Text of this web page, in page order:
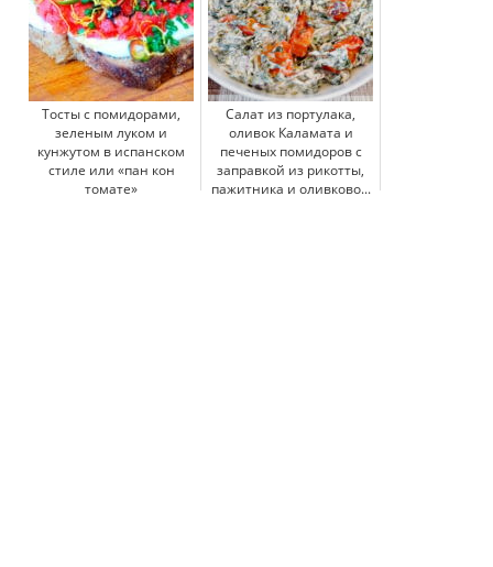
Тосты с помидорами,
зеленым луком и
кунжутом в испанском
стиле или «пан кон
томате»
Салат из портулака,
оливок Каламата и
печеных помидоров с
заправкой из рикотты,
пажитника и оливково...